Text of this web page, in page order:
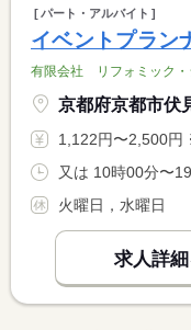
パート・アルバイト
イベントプラン
有限会社 リフォミック・
京都府京都市伏
1,122円〜2,500円 ※フルタイム求人
火曜日，水曜日
求人詳